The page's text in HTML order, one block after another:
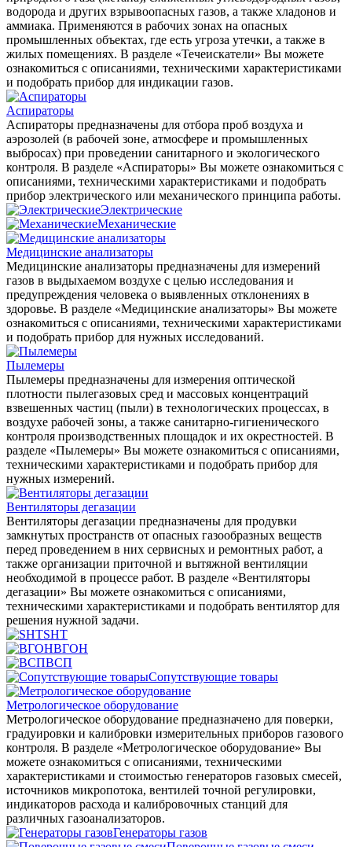
водорода и других взрывоопасных газов, а также хладонов и
аммиака. Применяются в рабочих зонах на опасных
промышленных объектах, где есть угроза утечки, а также в
жилых помещениях. В разделе «Течеискатели» Вы можете
ознакомиться с описаниями, техническими характеристиками
и подобрать прибор для индикации газов.
Аспираторы
Аспираторы предназначены для отбора проб воздуха и
аэрозолей (в рабочей зоне, атмосфере и промышленных
выбросах) при проведении санитарного и экологического
контроля. В разделе «Аспираторы» Вы можете ознакомиться с
описаниями, техническими характеристиками и подобрать
прибор электрического или механического принципа работы.
Электрические
Механические
Медицинские анализаторы
Медицинские анализаторы предназначены для измерений
газов в выдыхаемом воздухе с целью исследования и
предупреждения человека о выявленных отклонениях в
здоровье. В разделе «Медицинские анализаторы» Вы можете
ознакомиться с описаниями, техническими характеристиками
и подобрать прибор для нужных исследований.
Пылемеры
Пылемеры предназначены для измерения оптической
плотности пылегазовых сред и массовых концентраций
взвешенных частиц (пыли) в технологических процессах, в
воздухе рабочей зоны, а также санитарно-гигиенического
контроля производственных площадок и их окрестностей. В
разделе «Пылемеры» Вы можете ознакомиться с описаниями,
техническими характеристиками и подобрать прибор для
нужных измерений.
Вентиляторы дегазации
Вентиляторы дегазации предназначены для продувки
замкнутых пространств от опасных газообразных веществ
перед проведением в них сервисных и ремонтных работ, а
также организации приточной и вытяжной вентиляции
необходимой в процессе работ. В разделе «Вентиляторы
дегазации» Вы можете ознакомиться с описаниями,
техническими характеристиками и подобрать вентилятор для
решения нужной задачи.
SHT
ВГОН
ВСП
Сопутствующие товары
Метрологическое оборудование
Метрологическое оборудование предназначено для поверки,
градуировки и калибровки измерительных приборов газового
контроля. В разделе «Метрологическое оборудование» Вы
можете ознакомиться с описаниями, техническими
характеристиками и стоимостью генераторов газовых смесей,
источников микропотока, вентилей точной регулировки,
индикаторов расхода и калибровочных станций для
различных газоанализаторов.
Генераторы газов